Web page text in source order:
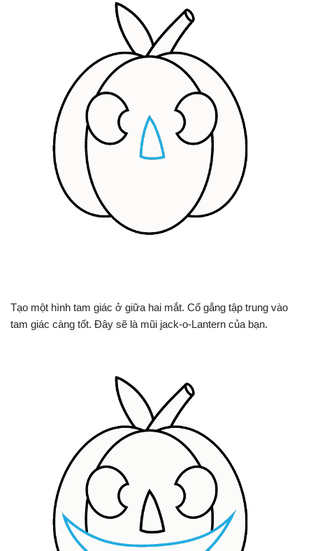
Tạo một hình tam giác ở giữa hai mắt. Cố gắng tập trung vào
tam giác càng tốt. Đây sẽ là mũi jack-o-Lantern của bạn.